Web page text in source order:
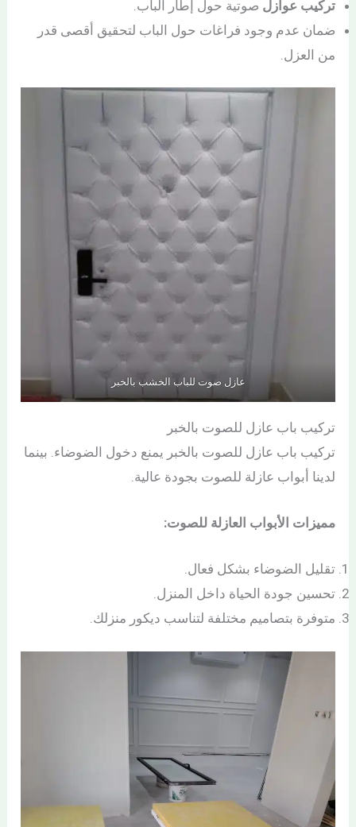
تركيب عوازل صوتية حول إطار الباب.
ضمان عدم وجود فراغات حول الباب لتحقيق أقصى قدر
من العزل.
عازل صوت للباب الخشب بالخبر
تركيب باب عازل للصوت بالخبر
تركيب باب عازل للصوت بالخبر يمنع دخول الضوضاء. بينما
لدينا أبواب عازلة للصوت بجودة عالية.
مميزات الأبواب العازلة للصوت:
تقليل الضوضاء بشكل فعال.
تحسين جودة الحياة داخل المنزل.
متوفرة بتصاميم مختلفة لتناسب ديكور منزلك.